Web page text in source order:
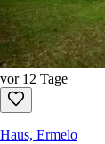
vor 12 Tage
Haus, Ermelo